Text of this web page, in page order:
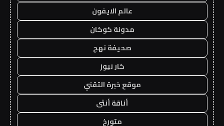
عالم الايفون
مدونة كوكان
صحيفة نهج
كار نيوز
موقع خبرة التقني
أناقة أنثى
متورخ